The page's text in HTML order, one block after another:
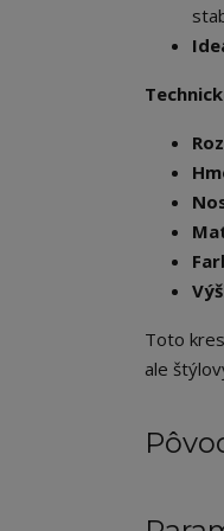
Toto
ale